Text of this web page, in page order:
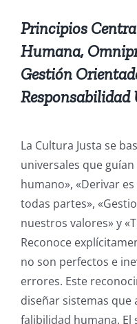
Principios
Humana,
Gestión
Responsabilidad
La Cultura Justa se
universales que
humano», «Derivar
todas partes»,
nuestros valores» y
Reconoce
no son perfectos e
errores. Este
diseñar sistemas que
falibilidad humana. El